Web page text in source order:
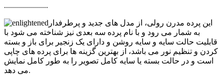
......................
این پرده مدرن رولی، از مدل های جدید و پرطرفدار
به شمار می رود و با نام پرده سه بعدی نیز شناخته می شود با
قابلیت حالت سایه و سایه روشن و دارای یک زنجیر برای باز و بسته
کردن و تنظیم نور می باشد، از بهترین گزینه ها برای پرده های چاپی
است و در حالت بسته یا سایه کامل تصویر را به طور کامل نمایش
می دهد.